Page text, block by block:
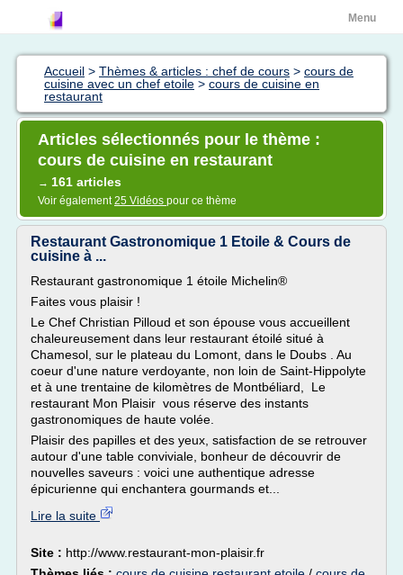
Menu
Accueil > Thèmes & articles : chef de cours > cours de
cuisine avec un chef etoile > cours de cuisine en
restaurant
Articles sélectionnés pour le thème :
cours de cuisine en restaurant
→ 161 articles
Voir également25 Vidéos pour ce thème
Restaurant Gastronomique 1 Etoile & Cours de
cuisine à ...
Restaurant gastronomique 1 étoile Michelin®
Faites vous plaisir !
Le Chef Christian Pilloud et son épouse vous accueillent
chaleureusement dans leur restaurant étoilé situé à
Chamesol, sur le plateau du Lomont, dans le Doubs . Au
coeur d'une nature verdoyante, non loin de Saint-Hippolyte
et à une trentaine de kilomètres de Montbéliard, Le
restaurant Mon Plaisir vous réserve des instants
gastronomiques de haute volée.
Plaisir des papilles et des yeux, satisfaction de se retrouver
autour d'une table conviviale, bonheur de découvrir de
nouvelles saveurs : voici une authentique adresse
épicurienne qui enchantera gourmands et...
Lire la suite
Site : http://www.restaurant-mon-plaisir.fr